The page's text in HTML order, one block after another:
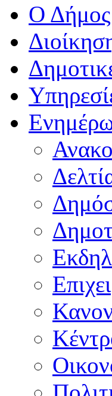
Ο Δήμος